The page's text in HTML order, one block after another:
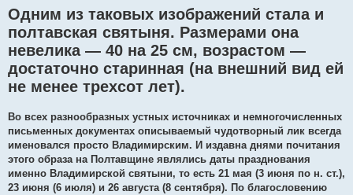
Одним из таковых изображений стала и
полтавская святыня. Размерами она
невелика — 40 на 25 см, возрастом —
достаточно старинная (на внешний вид ей
не менее трехсот лет).
Во всех разнообразных устных источниках и немногочисленных
письменных документах описываемый чудотворный лик всегда
именовался просто Владимирским. И издавна днями почитания
этого образа на Полтавщине являлись даты празднования
именно Владимирской святыни, то есть 21 мая (3 июня по н. ст.),
23 июня (6 июля) и 26 августа (8 сентября). По благословению